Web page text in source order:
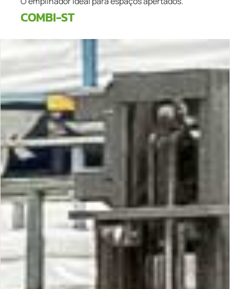
COMBI-ST